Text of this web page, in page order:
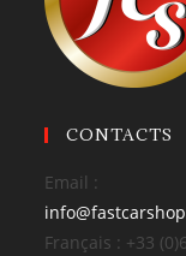
CONTACTS
Email :
Français : +33